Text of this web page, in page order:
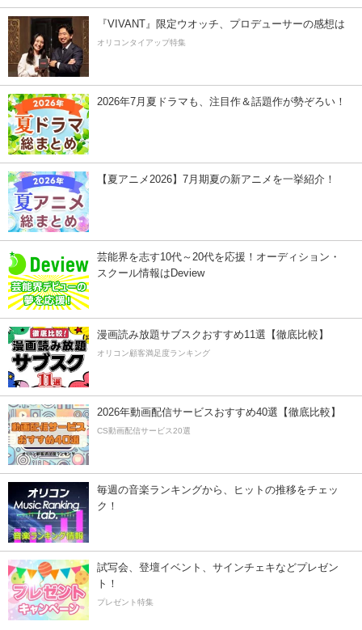
『VIVANT』限定ウオッチ、プロデューサーの感想は
オリコンタイアップ特集
2026年7月夏ドラマも、注目作＆話題作が勢ぞろい！
【夏アニメ2026】7月期夏の新アニメを一挙紹介！
芸能界を志す10代～20代を応援！オーディション・
スクール情報はDeview
漫画読み放題サブスクおすすめ11選【徹底比較】
オリコン顧客満足度ランキング
2026年動画配信サービスおすすめ40選【徹底比較】
CS動画配信サービス20選
毎週の音楽ランキングから、ヒットの推移をチェッ
ク！
試写会、登壇イベント、サインチェキなどプレゼン
ト！
プレゼント特集